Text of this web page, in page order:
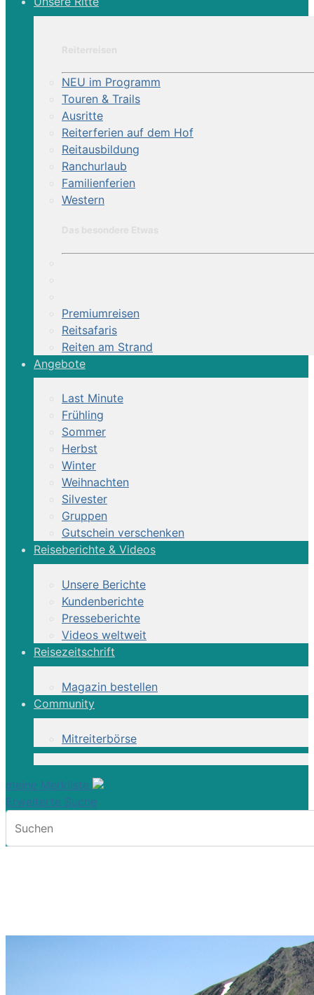
NEU im Programm
Touren & Trails
Ausritte
Reiterferien auf dem Hof
Reitausbildung
Ranchurlaub
Familienferien
Western
Premiumreisen
Reitsafaris
Reiten am Strand
Angebote
Last Minute
Frühling
Sommer
Herbst
Winter
Weihnachten
Silvester
Gruppen
Gutschein verschenken
Reiseberichte & Videos
Unsere Berichte
Kundenberichte
Presseberichte
Videos weltweit
Reisezeitschrift
Magazin bestellen
Community
Mitreiterbörse
meine Merkliste
Erweiterte Suche